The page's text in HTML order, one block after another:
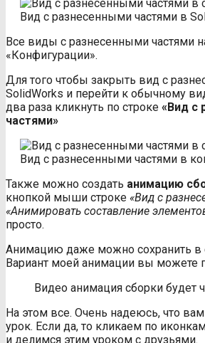
Вид с разнесенными частями в
Все виды с разнесенными частями
«Конфигурации».
Для того чтобы закрыть вид с
SolidWorks и перейти к обычному
два раза кликнуть по строке «Вид с
частями»
Вид с разнесенными частями в
Также можно создать анимацию
кнопкой мыши строке «Вид с
«Анимировать составление
просто.
Анимацию даже можно сохранить в
Вариант моей анимации вы можете
Видео анимация сборки будет
На этом все. Очень надеюсь, что
урок. Если да, то кликаем по
и делимся этим уроком с друзьями.